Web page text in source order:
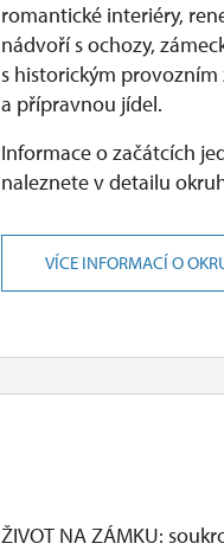
romantické interiéry,
nádvoří s ochozy,
s historickým provozním
a přípravnou jídel.
Informace o začátcích
naleznete v detailu
VÍCE INFORMACÍ O
ŽIVOT NA ZÁMKU: